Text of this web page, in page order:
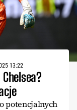
13:22
potencjalnych